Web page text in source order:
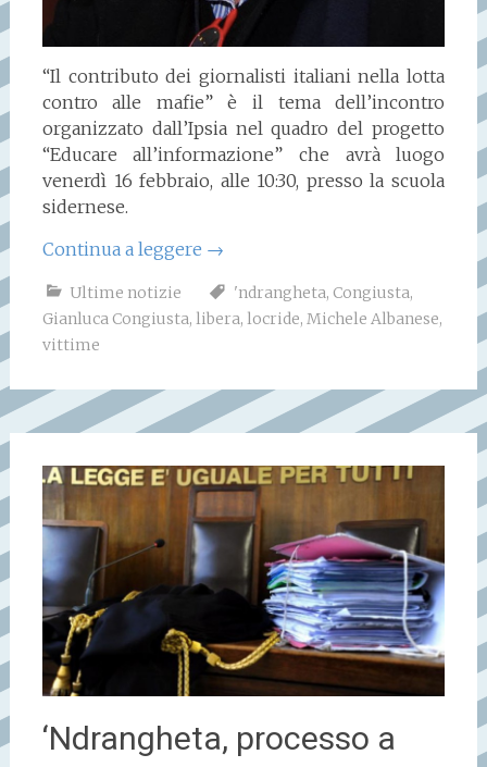
“Il contributo dei giornalisti italiani nella lotta
contro alle mafie” è il tema dell’incontro
organizzato dall’Ipsia nel quadro del progetto
“Educare all’informazione” che avrà luogo
venerdì 16 febbraio, alle 10:30, presso la scuola
sidernese.
Continua a leggere →
Ultime notizie 'ndrangheta, Congiusta,
Gianluca Congiusta, libera, locride, Michele Albanese,
vittime
‘Ndrangheta, processo a